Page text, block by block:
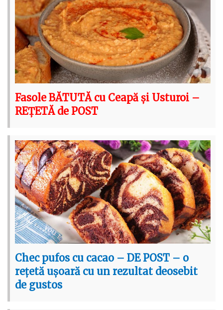
Fasole BĂTUTĂ cu Ceapă și Usturoi –
REȚETĂ de POST
Chec pufos cu cacao – DE POST – o
rețetă ușoară cu un rezultat deosebit
de gustos